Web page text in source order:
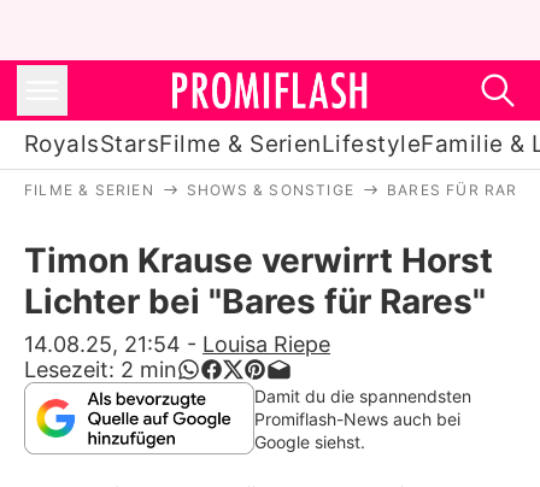
RoyalsStarsFilme & SerienLifestyleFamilie &
Stars
Filme & Serien
Lifestyle
Familie & Liebe
FILME & SERIEN SHOWS & SONSTIGE BARES FÜR RARES
Timon Krause verwirrt Horst
Lichter bei "Bares für Rares"
14.08.25, 21:54 - Louisa Riepe
Lesezeit: 2 min
Damit du die spannendsten
Promiflash-News auch bei
Google siehst.